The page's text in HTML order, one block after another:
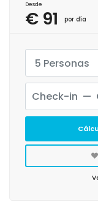
Desde
€ 91 por día
5 Personas